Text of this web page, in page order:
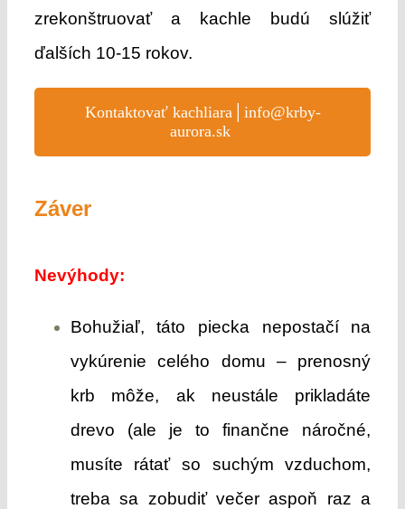
zrekonštruovať a kachle budú slúžiť
ďalších 10-15 rokov.
Kontaktovať kachliara│info@krby-
aurora.sk
Záver
Nevýhody:
Bohužiaľ, táto piecka nepostačí na
vykúrenie celého domu – prenosný
krb môže, ak neustále prikladáte
drevo (ale je to finančne náročné,
musíte rátať so suchým vzduchom,
treba sa zobudiť večer aspoň raz a